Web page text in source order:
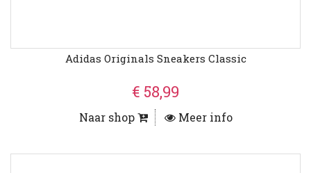
Adidas Originals Sneakers Classic
€ 58,99
Naar shop Meer info